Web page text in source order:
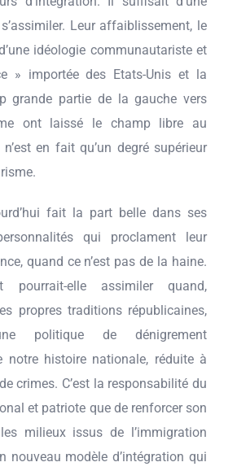
Leur affaiblissement, le
idéologie communautariste et
» importée des Etats-Unis et la
grande partie de la gauche vers
ont laissé le champ libre au
en fait qu’un degré supérieur
fait la part belle dans ses
qui proclament leur
quand ce n’est pas de la haine.
pourrait-elle assimiler quand,
propres traditions républicaines,
politique de dénigrement
notre histoire nationale, réduite à
crimes. C’est la responsabilité du
et patriote que de renforcer son
milieux issus de l’immigration
nouveau modèle d’intégration qui